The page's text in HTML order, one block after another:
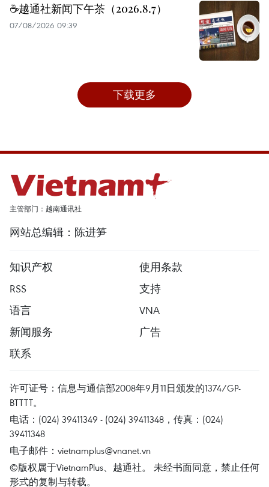
☕️越通社新闻下午茶（2026.8.7）
07/08/2026 09:39
下载更多
主管部门：越南通讯社
网站总编辑：陈进笋
知识产权
使用条款
RSS
支持
语言
VNA
新闻服务
广告
联系
许可证号：信息与通信部2008年9月11日颁发的1374/GP-
BTTTT。
电话：(024) 39411349 - (024) 39411348，传真：(024)
39411348
电子邮件： vietnamplus@vnanet.vn
©版权属于VietnamPlus、越通社。 未经书面同意，禁止任何
形式的复制与转载。